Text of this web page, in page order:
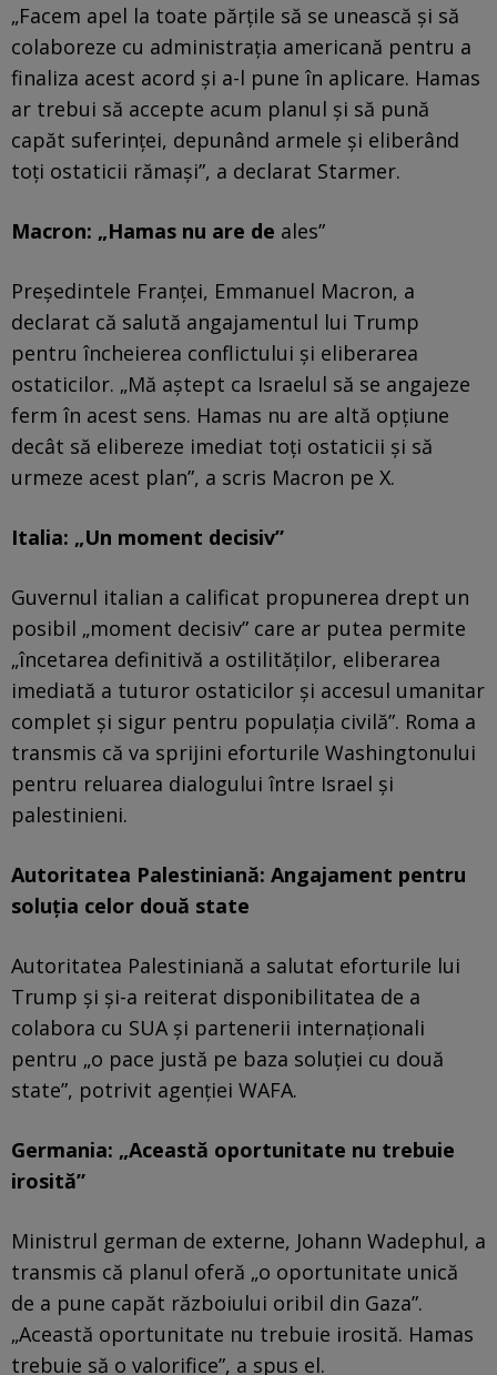
„Facem apel la toate părţile să se unească şi să
colaboreze cu administraţia americană pentru a
finaliza acest acord şi a-l pune în aplicare. Hamas
ar trebui să accepte acum planul şi să pună
capăt suferinţei, depunând armele şi eliberând
toţi ostaticii rămaşi”, a declarat Starmer.
Macron: „Hamas nu are de ales”
Președintele Franței, Emmanuel Macron, a
declarat că salută angajamentul lui Trump
pentru încheierea conflictului și eliberarea
ostaticilor. „Mă aştept ca Israelul să se angajeze
ferm în acest sens. Hamas nu are altă opţiune
decât să elibereze imediat toţi ostaticii şi să
urmeze acest plan”, a scris Macron pe X.
Italia: „Un moment decisiv”
Guvernul italian a calificat propunerea drept un
posibil „moment decisiv” care ar putea permite
„încetarea definitivă a ostilităţilor, eliberarea
imediată a tuturor ostaticilor şi accesul umanitar
complet şi sigur pentru populaţia civilă”. Roma a
transmis că va sprijini eforturile Washingtonului
pentru reluarea dialogului între Israel și
palestinieni.
Autoritatea Palestiniană: Angajament pentru
soluția celor două state
Autoritatea Palestiniană a salutat eforturile lui
Trump și și-a reiterat disponibilitatea de a
colabora cu SUA și partenerii internaționali
pentru „o pace justă pe baza soluției cu două
state”, potrivit agenției WAFA.
Germania: „Această oportunitate nu trebuie
irosită”
Ministrul german de externe, Johann Wadephul, a
transmis că planul oferă „o oportunitate unică
de a pune capăt războiului oribil din Gaza”.
„Această oportunitate nu trebuie irosită. Hamas
trebuie să o valorifice”, a spus el.